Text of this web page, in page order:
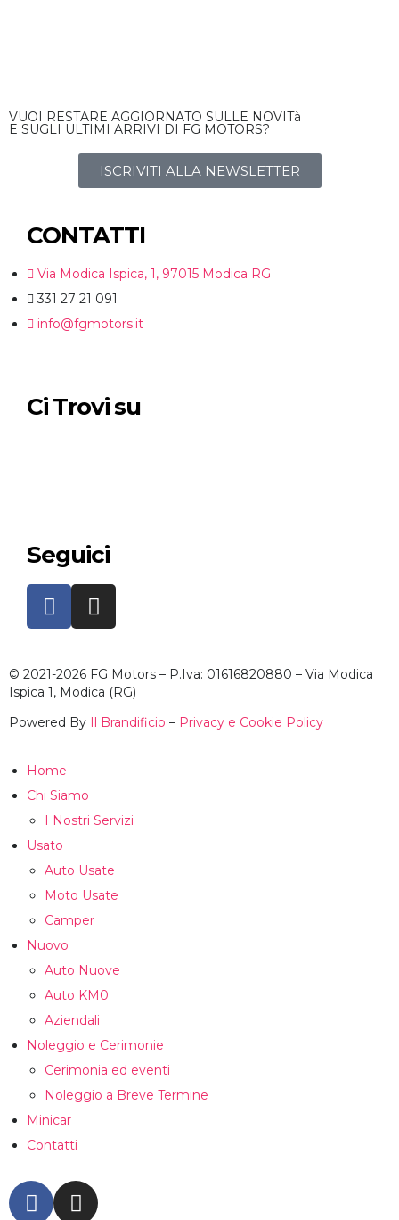
VUOI RESTARE AGGIORNATO SULLE NOVITà
E SUGLI ULTIMI ARRIVI DI FG MOTORS?
ISCRIVITI ALLA NEWSLETTER
CONTATTI
Via Modica Ispica, 1, 97015 Modica RG
331 27 21 091
info@fgmotors.it
Ci Trovi su
Seguici
© 2021-2026 FG Motors – P.Iva: 01616820880 – Via Modica
Ispica 1, Modica (RG)
Powered By Il Brandificio – Privacy e Cookie Policy
Home
Chi Siamo
I Nostri Servizi
Usato
Auto Usate
Moto Usate
Camper
Nuovo
Auto Nuove
Auto KM0
Aziendali
Noleggio e Cerimonie
Cerimonia ed eventi
Noleggio a Breve Termine
Minicar
Contatti